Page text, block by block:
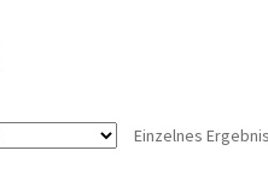
Einzelnes